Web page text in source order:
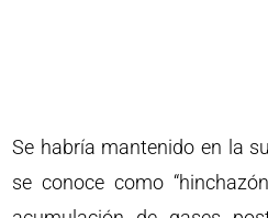
Se habría mantenido en la
se conoce como